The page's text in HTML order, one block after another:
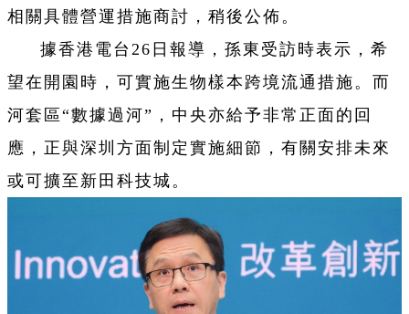
相關具體營運措施商討，稍後公佈。
據香港電台26日報導，孫東受訪時表示，希
望在開園時，可實施生物樣本跨境流通措施。而
河套區“數據過河”，中央亦給予非常正面的回
應，正與深圳方面制定實施細節，有關安排未來
或可擴至新田科技城。